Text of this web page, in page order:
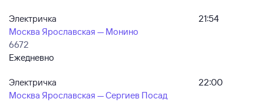
Электричка
Москва Ярославская — Монино
6672
Ежедневно
21:54
Электричка
Москва Ярославская — Сергиев Посад
22:00